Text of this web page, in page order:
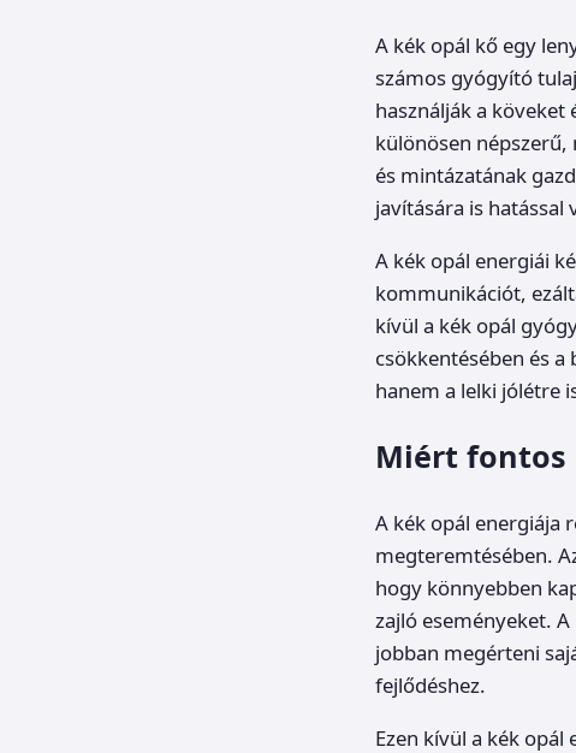
A kék opál kő egy
számos gyógyító
használják a köveket
különösen
és mintázatának
javítására is hatással
A kék opál energiái
kommunikációt,
kívül a kék opál
csökkentésében és
hanem a lelki jólétre
Miért fontos
A kék opál energiája
megteremtésében.
hogy könnyebben
zajló eseményeket.
jobban megérteni
fejlődéshez.
Ezen kívül a kék